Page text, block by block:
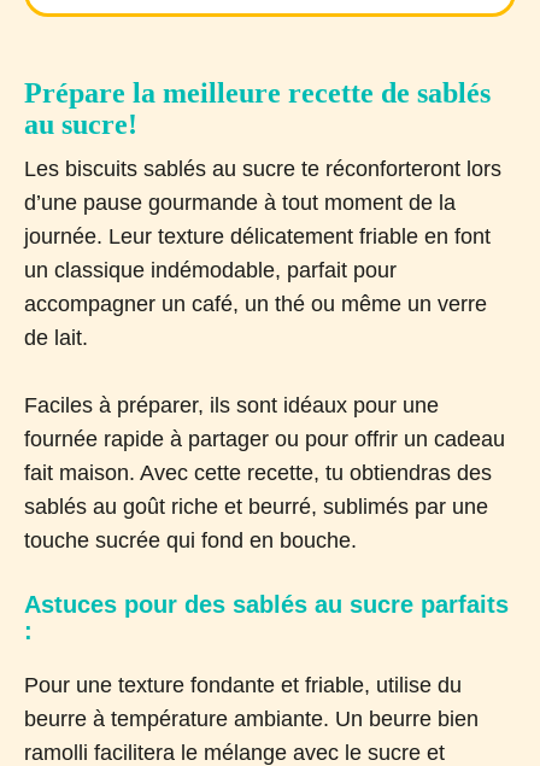
Prépare la meilleure recette de sablés
au sucre!
Les biscuits sablés au sucre te réconforteront lors
d’une pause gourmande à tout moment de la
journée. Leur texture délicatement friable en font
un classique indémodable, parfait pour
accompagner un café, un thé ou même un verre
de lait.
Faciles à préparer, ils sont idéaux pour une
fournée rapide à partager ou pour offrir un cadeau
fait maison. Avec cette recette, tu obtiendras des
sablés au goût riche et beurré, sublimés par une
touche sucrée qui fond en bouche.
Astuces pour des sablés au sucre parfaits
:
Pour une texture fondante et friable, utilise du
beurre à température ambiante. Un beurre bien
ramolli facilitera le mélange avec le sucre et